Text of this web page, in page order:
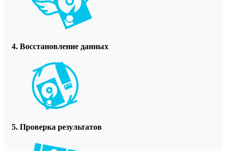
4. Восстановление данных
5. Проверка результатов